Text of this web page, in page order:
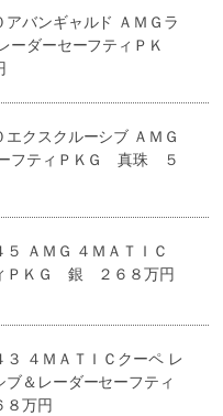
アバンギャルド ＡＭＧラ
ーダーセーフティＰＫ
エクスクルーシブ ＡＭＧ
フティＰＫＧ 真珠 ５
５ ＡＭＧ ４ＭＡＴＩＣ
ＰＫＧ 銀 ２６８万円
３ ４ＭＡＴＩＣクーペ レ
＆レーダーセーフティ
万円